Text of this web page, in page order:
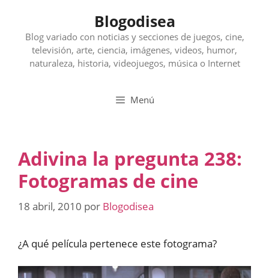
contenido
Blogodisea
Blog variado con noticias y secciones de juegos, cine,
televisión, arte, ciencia, imágenes, videos, humor,
naturaleza, historia, videojuegos, música o Internet
Menú
Adivina la pregunta 238:
Fotogramas de cine
18 abril, 2010 por Blogodisea
¿A qué película pertenece este fotograma?